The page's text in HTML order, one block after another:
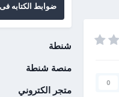
0
ضوابط الكتابه فى
شنطة
منصة شنطة
متجر الكتروني